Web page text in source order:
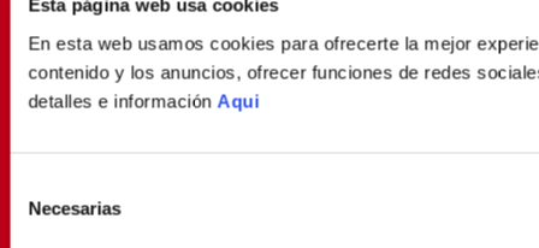
Esta página web usa cookies
En esta web usamos cookies para ofrecerte la mejor
contenido y los anuncios, ofrecer funciones de redes
detalles e información Aqui
Necesarias
PROMOCIONES EXCLUSIVAS
Déjanos tu email y seras el primero en enterarte de
nuestras Ofertas